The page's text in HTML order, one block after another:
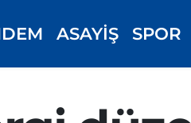
ASAYİŞ SPOR